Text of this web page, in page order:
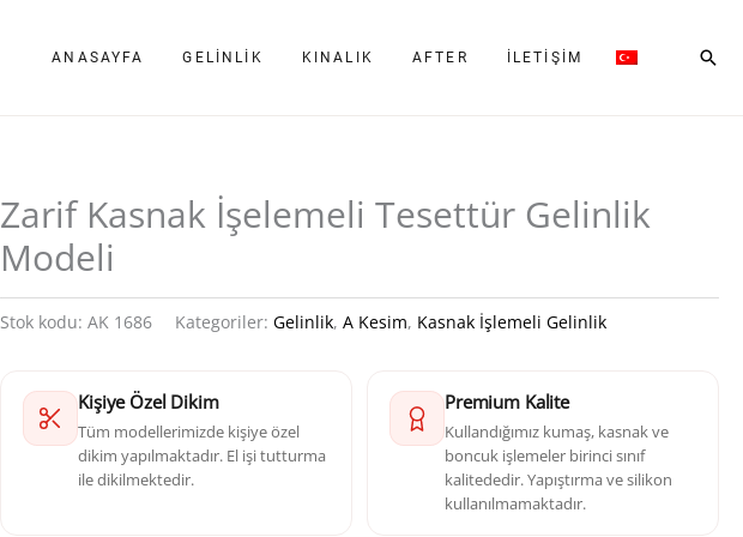
ANASAYFA GELINLIK KINALIK AFTER İLETIŞIM
Zarif Kasnak İşelemeli Tesettür Gelinlik
Modeli
Stok kodu:AK 1686 Kategoriler:Gelinlik,A Kesim, Kasnak İşlemeli Gelinlik
Kişiye Özel Dikim
Tüm modellerimizde kişiye özel
dikim yapılmaktadır. El işi tutturma
ile dikilmektedir.
Premium Kalite
Kullandığımız kumaş, kasnak ve
boncuk işlemeler birinci sınıf
kalitededir. Yapıştırma ve silikon
kullanılmamaktadır.